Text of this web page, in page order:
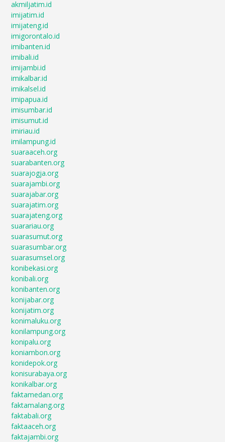
akmiljatim.id
imijatim.id
imijateng.id
imigorontalo.id
imibanten.id
imibali.id
imijambi.id
imikalbar.id
imikalsel.id
imipapua.id
imisumbar.id
imisumut.id
imiriau.id
imilampung.id
suaraaceh.org
suarabanten.org
suarajogja.org
suarajambi.org
suarajabar.org
suarajatim.org
suarajateng.org
suarariau.org
suarasumut.org
suarasumbar.org
suarasumsel.org
konibekasi.org
konibali.org
konibanten.org
konijabar.org
konijatim.org
konimaluku.org
konilampung.org
konipalu.org
koniambon.org
konidepok.org
konisurabaya.org
konikalbar.org
faktamedan.org
faktamalang.org
faktabali.org
faktaaceh.org
faktajambi.org